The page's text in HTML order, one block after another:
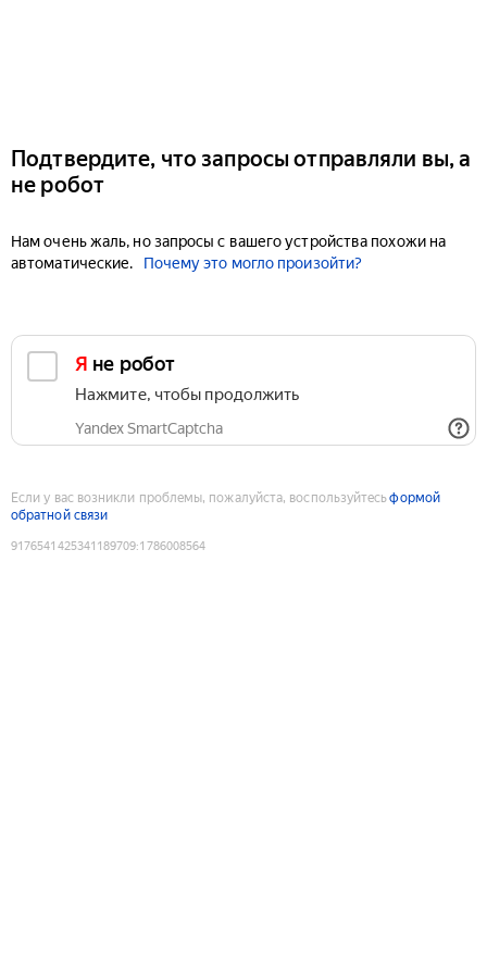
Подтвердите, что запросы отправляли вы, а
не робот
Нам очень жаль, но запросы с вашего устройства похожи на
автоматические.
Почему это могло произойти?
Я не робот
Нажмите, чтобы продолжить
Yandex SmartCaptcha
Если у вас возникли проблемы, пожалуйста, воспользуйтесьформой
обратной связи
9176541425341189709:1786008564